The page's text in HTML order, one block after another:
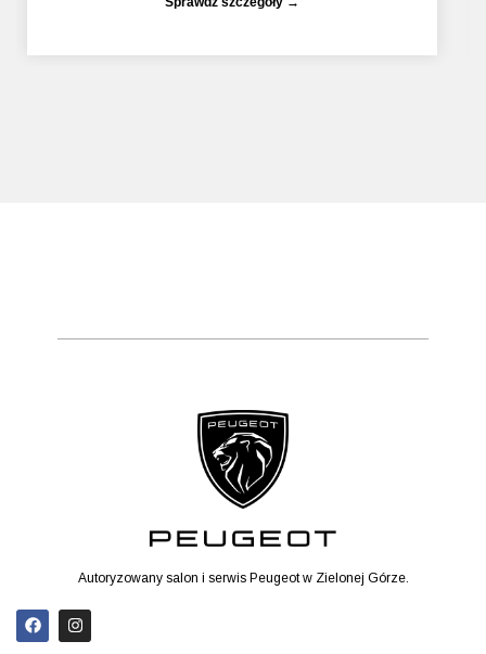
Autoryzowany salon i serwis Peugeot w Zielonej Górze.